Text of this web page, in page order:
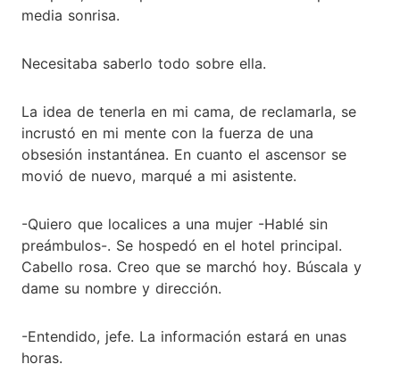
media sonrisa.
Necesitaba saberlo todo sobre ella.
La idea de tenerla en mi cama, de reclamarla, se
incrustó en mi mente con la fuerza de una
obsesión instantánea. En cuanto el ascensor se
movió de nuevo, marqué a mi asistente.
-Quiero que localices a una mujer -Hablé sin
preámbulos-. Se hospedó en el hotel principal.
Cabello rosa. Creo que se marchó hoy. Búscala y
dame su nombre y dirección.
-Entendido, jefe. La información estará en unas
horas.